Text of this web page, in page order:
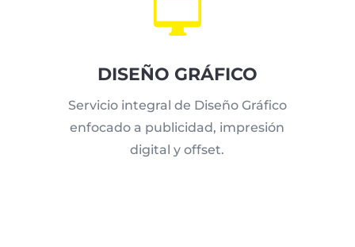

DISEÑO GRÁFICO
Servicio integral de Diseño Gráfico
enfocado a publicidad, impresión
digital y offset.